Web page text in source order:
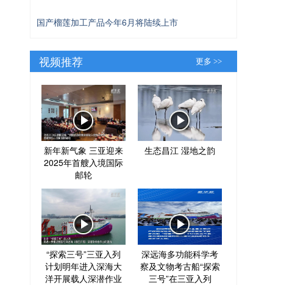
国产榴莲加工产品今年6月将陆续上市
视频推荐 更多 >>
新年新气象 三亚迎来
2025年首艘入境国际
邮轮
生态昌江 湿地之韵
“探索三号”三亚入列
计划明年进入深海大
洋开展载人深潜作业
深远海多功能科学考
察及文物考古船“探索
三号”在三亚入列